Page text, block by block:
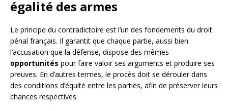
égalité des armes
Le principe du contradictoire est l’un des fondements du droit
pénal français. Il garantit que chaque partie, aussi bien
l’accusation que la défense, dispose des mêmes
opportunités pour faire valoir ses arguments et produire ses
preuves. En d’autres termes, le procès doit se dérouler dans
des conditions d’équité entre les parties, afin de préserver leurs
chances respectives.